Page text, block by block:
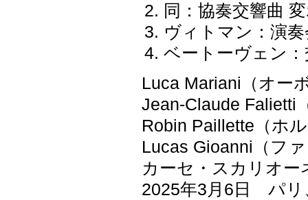
同：協奏交響曲
ヴィトマン：演
ベートーヴェン
Luca Mariani（オー
Jean-Claude Falietti
Robin Paillette（ホ
Lucas Gioanni（フ
カーセ・スカリオー
2025年3月6日 パリ